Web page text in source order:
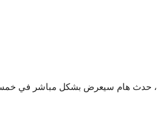
حدث هام سيعرض بشكل مباشر في